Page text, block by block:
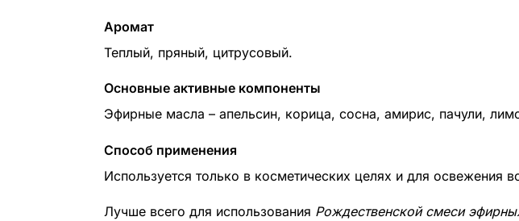
Аромат
Теплый, пряный, цитрусовый.
Основные активные компоненты
Эфирные масла – апельсин, корица, сосна, амирис, пачули,
Способ применения
Используется только в косметических целях и для освежения
Лучше всего для использования Рождественской смеси